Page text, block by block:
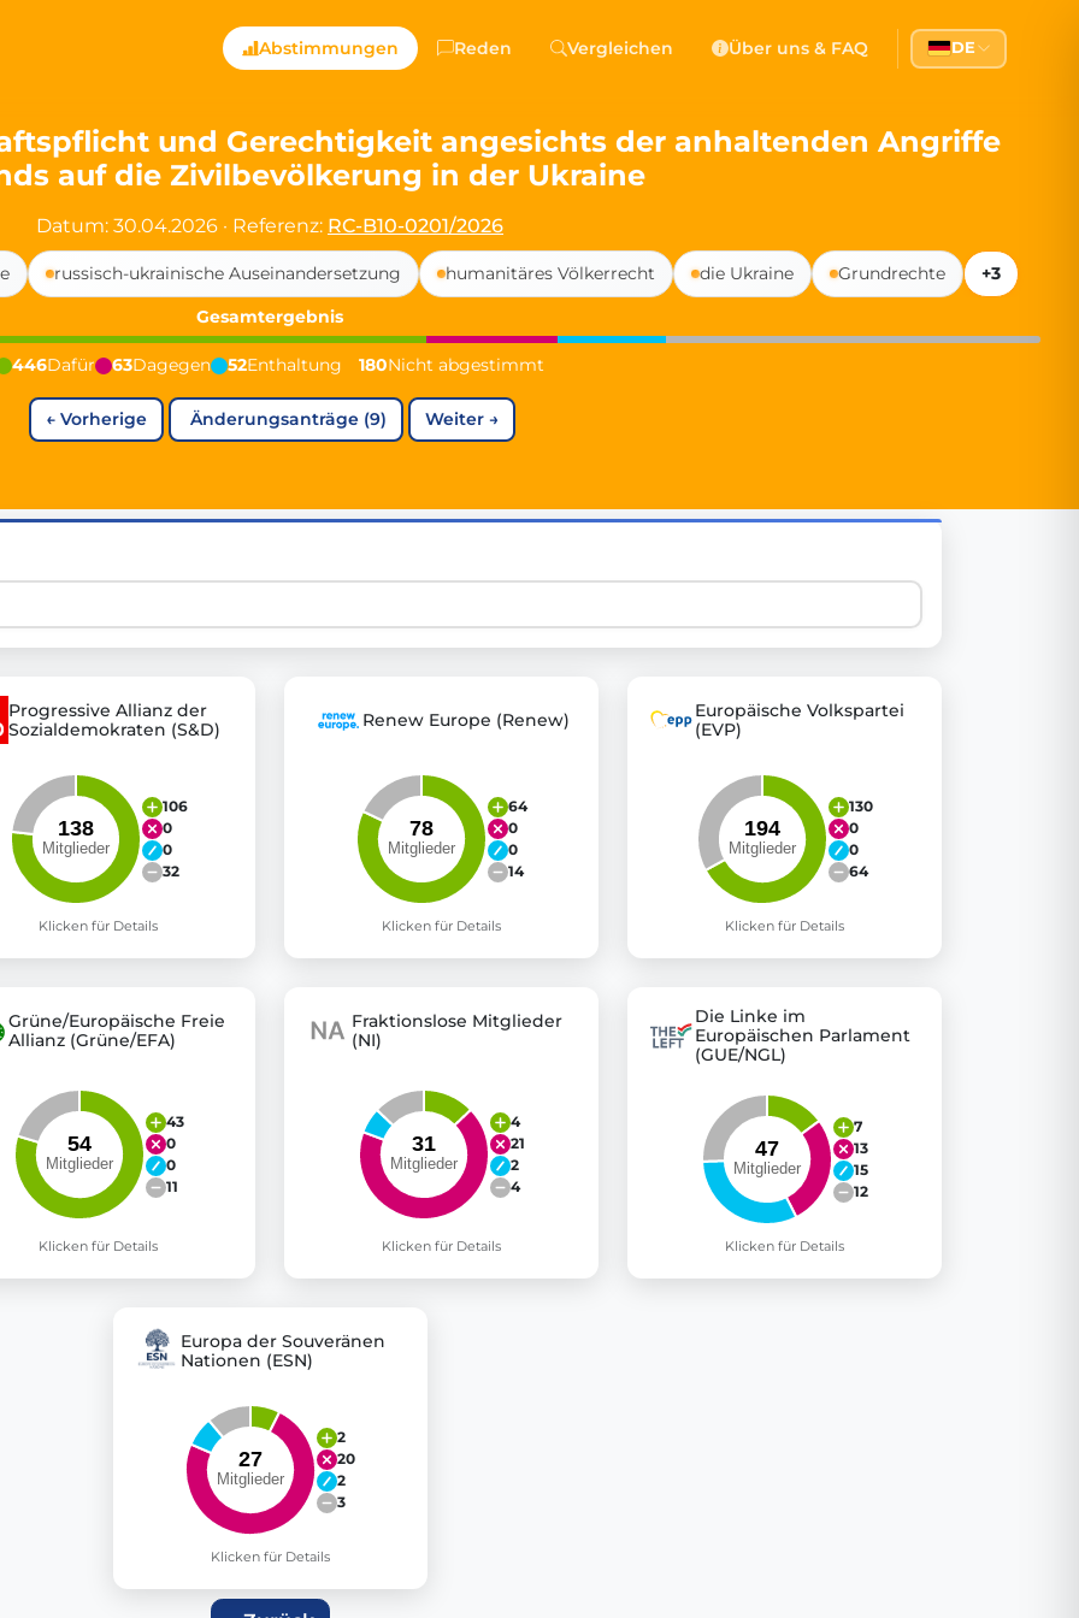
Directly Shaping Democracy
political party in Germany dedicated to digital democracy, government transparency, and citizen
since 2024
PdF co-founder
youngest mayor at 19 years old
democracy").
advanced transparency platforms, which lets citizens explore thousands of EU Parliament votes in a clear
and transparency in Germany and Europe.
and bring politics closer to citizens.
Abstimmungen Reden Vergleichen Über uns & FAQ DE
und Gerechtigkeit angesichts der anhaltenden Angriffe
auf die Zivilbevölkerung in der Ukraine
Datum: 30.04.2026 · Referenz: RC-B10-0201/2026
russisch-ukrainische Auseinandersetzung humanitäres Völkerrecht die Ukraine Grundrechte
+3
Gesamtergebnis
446Dafür 63Dagegen 52Enthaltung 180Nicht abgestimmt
← Vorherige Änderungsanträge (9) Weiter →
Progressive Allianz der
Sozialdemokraten (S&D)
106
0
0
32
Klicken für Details
Renew Europe (Renew)
64
0
0
14
Klicken für Details
Europäische Volkspartei
(EVP)
130
0
0
64
Klicken für Details
Grüne/Europäische Freie
Allianz (Grüne/EFA)
43
0
0
11
Klicken für Details
Fraktionslose Mitglieder
(NI)
4
21
2
4
Klicken für Details
Die Linke im
Europäischen Parlament
(GUE/NGL)
7
13
15
12
Klicken für Details
Europa der Souveränen
Nationen (ESN)
2
20
2
3
Klicken für Details